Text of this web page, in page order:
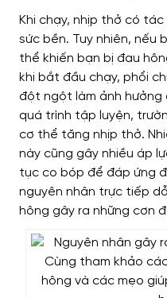
Khi chạy, nhịp thở có
sức bền. Tuy nhiên, nếu
thể khiến bạn bị đau
khi bắt đầu chạy, phổi
đột ngột làm ảnh hưởng
quá trình tập luyện,
cơ thể tăng nhịp thở.
này cũng gây nhiều áp
tục co bóp để đáp ứng
nguyên nhân trực tiếp
hông gây ra những cơn